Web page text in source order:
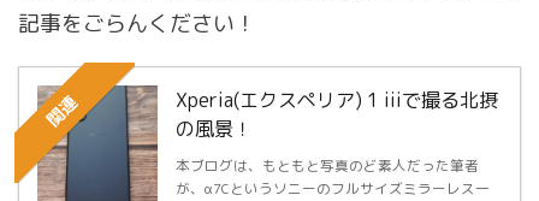
記事をごらんください！
関連
Xperia(エクスペリア) 1 iiiで撮る北摂
の風景！
本ブログは、もともと写真のど素人だった筆者
が、α7Cというソニーのフルサイズミラーレス一